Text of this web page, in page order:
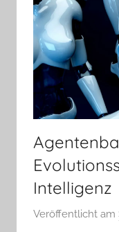
Intelligenz
Veröffentlicht am